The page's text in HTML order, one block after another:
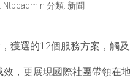
Ntpcadmin 分類: 新聞
獲選的12個服務方案，觸
，更展現國際社團帶領在